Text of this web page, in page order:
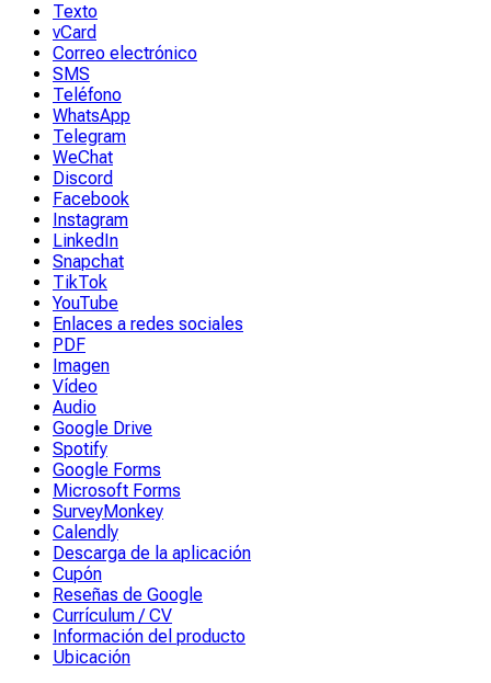
Texto
vCard
Correo electrónico
SMS
Teléfono
WhatsApp
Telegram
WeChat
Discord
Facebook
Instagram
LinkedIn
Snapchat
TikTok
YouTube
Enlaces a redes sociales
PDF
Imagen
Vídeo
Audio
Google Drive
Spotify
Google Forms
Microsoft Forms
SurveyMonkey
Calendly
Descarga de la aplicación
Cupón
Reseñas de Google
Currículum / CV
Información del producto
Ubicación